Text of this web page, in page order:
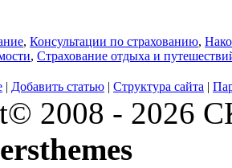
, Консультации по страхованию,
, Страхование отдыха и
| Добавить статью | Структура сайта |
2008 - 2026